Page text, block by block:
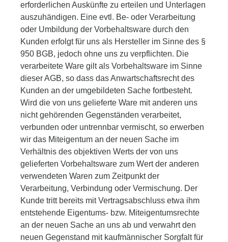
erforderlichen Auskünfte zu erteilen und Unterlagen
auszuhändigen. Eine evtl. Be- oder Verarbeitung
oder Umbildung der Vorbehaltsware durch den
Kunden erfolgt für uns als Hersteller im Sinne des §
950 BGB, jedoch ohne uns zu verpflichten. Die
verarbeitete Ware gilt als Vorbehaltsware im Sinne
dieser AGB, so dass das Anwartschaftsrecht des
Kunden an der umgebildeten Sache fortbesteht.
Wird die von uns gelieferte Ware mit anderen uns
nicht gehörenden Gegenständen verarbeitet,
verbunden oder untrennbar vermischt, so erwerben
wir das Miteigentum an der neuen Sache im
Verhältnis des objektiven Werts der von uns
gelieferten Vorbehaltsware zum Wert der anderen
verwendeten Waren zum Zeitpunkt der
Verarbeitung, Verbindung oder Vermischung. Der
Kunde tritt bereits mit Vertragsabschluss etwa ihm
entstehende Eigentums- bzw. Miteigentumsrechte
an der neuen Sache an uns ab und verwahrt den
neuen Gegenstand mit kaufmännischer Sorgfalt für